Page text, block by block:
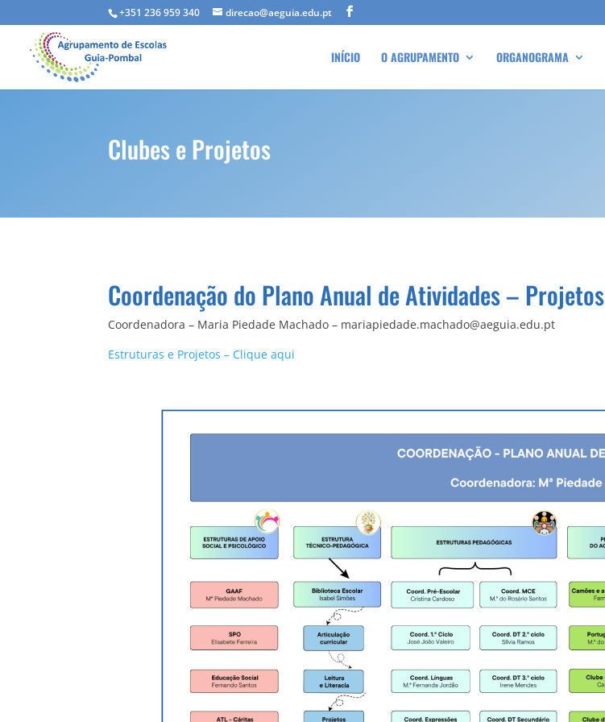
+351 236 959 340 direcao@aeguia.edu.pt
INÍCIO O AGRUPAMENTO ORGANOGRAMA
Clubes e Projetos
Coordenação do Plano Anual de Atividades – Projetos
Coordenadora – Maria Piedade Machado – mariapiedade.machado@aeguia.edu.pt
Estruturas e Projetos – Clique aqui